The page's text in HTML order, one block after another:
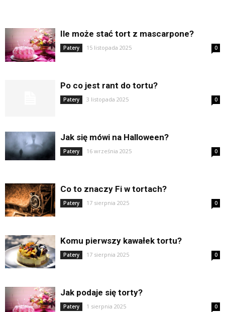
Ile może stać tort z mascarpone?
Patery 15 listopada 2025 0
Po co jest rant do tortu?
Patery 3 listopada 2025 0
Jak się mówi na Halloween?
Patery 16 września 2025 0
Co to znaczy Fi w tortach?
Patery 17 sierpnia 2025 0
Komu pierwszy kawałek tortu?
Patery 17 sierpnia 2025 0
Jak podaje się torty?
Patery 1 sierpnia 2025 0